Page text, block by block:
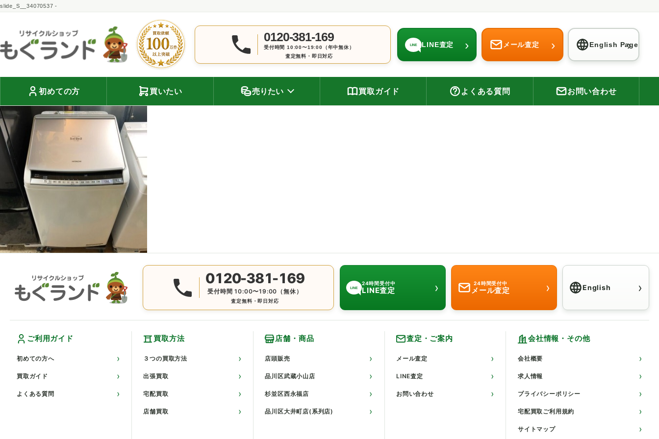
slide_S__34070537 -
0120-381-169
受付時間 10:00〜19:00（年中無休）
査定無料・即日対応
LINE LINE査定 › メール査定 › English Page
›
初めての方 買いたい 売りたい 買取ガイド よくある質問 お問い合わせ
0120-381-169
受付時間 10:00〜19:00（無休）
査定無料・即日対応
LINE
24時間受付中
LINE査定 › 24時間受付中
メール査定 › EnglishClick here for
›
ご利用ガイド
初めての方へ
買取ガイド
よくある質問
買取方法
３つの買取方法
出張買取
宅配買取
店舗買取
店舗・商品
店頭販売
品川区武蔵小山店
杉並区西永福店
品川区大井町店(系列店)
査定・ご案内
メール査定
LINE査定
お問い合わせ
会社情報・その他
会社概要
求人情報
プライバシーポリシー
宅配買取ご利用規約
サイトマップ